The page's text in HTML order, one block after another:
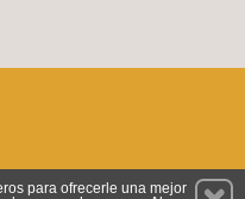
para ofrecerle una mejor